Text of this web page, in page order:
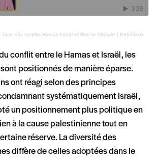
aux conflits Hamas-Israël et Russie-Ukraine | Entretiens géopo
conflit entre le Hamas et Israël, les
positionnés de manière éparse.
ont réagi selon des principes
systématiquement Israël,
un positionnement plus politique en
à la cause palestinienne tout en
réserve. La diversité des
diffère de celles adoptées dans le